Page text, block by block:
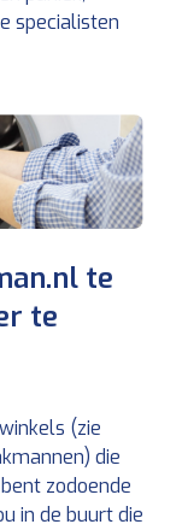
specialisten
te
te
(zie
die
zodoende
in de buurt die